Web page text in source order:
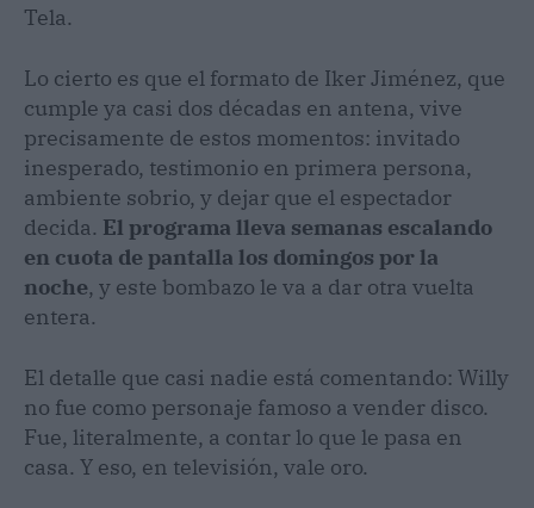
Tela.
Lo cierto es que el formato de Iker Jiménez, que
cumple ya casi dos décadas en antena, vive
precisamente de estos momentos: invitado
inesperado, testimonio en primera persona,
ambiente sobrio, y dejar que el espectador
decida. El programa lleva semanas escalando
en cuota de pantalla los domingos por la
noche, y este bombazo le va a dar otra vuelta
entera.
El detalle que casi nadie está comentando: Willy
no fue como personaje famoso a vender disco.
Fue, literalmente, a contar lo que le pasa en
casa. Y eso, en televisión, vale oro.